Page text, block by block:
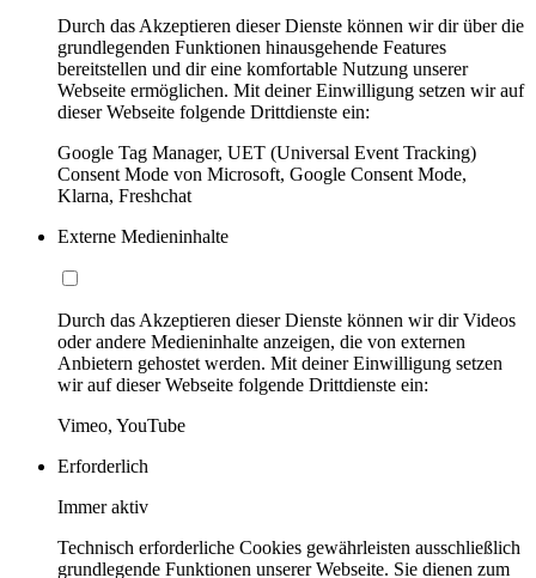
Durch das Akzeptieren dieser Dienste können wir dir über die
grundlegenden Funktionen hinausgehende Features
bereitstellen und dir eine komfortable Nutzung unserer
Webseite ermöglichen. Mit deiner Einwilligung setzen wir auf
dieser Webseite folgende Drittdienste ein:
Google Tag Manager, UET (Universal Event Tracking)
Consent Mode von Microsoft, Google Consent Mode,
Klarna, Freshchat
Externe Medieninhalte
Durch das Akzeptieren dieser Dienste können wir dir Videos
oder andere Medieninhalte anzeigen, die von externen
Anbietern gehostet werden. Mit deiner Einwilligung setzen
wir auf dieser Webseite folgende Drittdienste ein:
Vimeo, YouTube
Erforderlich
Immer aktiv
Technisch erforderliche Cookies gewährleisten ausschließlich
grundlegende Funktionen unserer Webseite. Sie dienen zum